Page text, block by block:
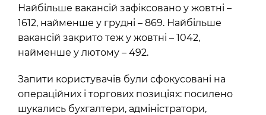
Найбільше вакансій зафіксовано у жовтні –
1612, найменше у грудні – 869. Найбільше
вакансій закрито теж у жовтні – 1042,
найменше у лютому – 492.
Запити користувачів були сфокусовані на
операційних і торгових позиціях: посилено
шукались бухгалтери, адміністратори,